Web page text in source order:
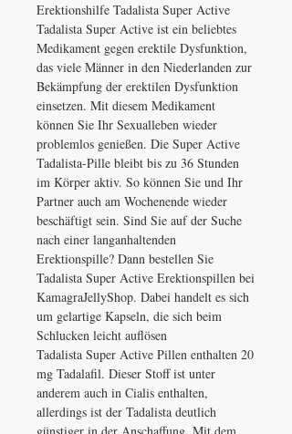
Erektionshilfe Tadalista Super Active
Tadalista Super Active ist ein beliebtes
Medikament gegen erektile Dysfunktion,
das viele Männer in den Niederlanden zur
Bekämpfung der erektilen Dysfunktion
einsetzen. Mit diesem Medikament
können Sie Ihr Sexualleben wieder
problemlos genießen. Die Super Active
Tadalista-Pille bleibt bis zu 36 Stunden
im Körper aktiv. So können Sie und Ihr
Partner auch am Wochenende wieder
beschäftigt sein. Sind Sie auf der Suche
nach einer langanhaltenden
Erektionspille? Dann bestellen Sie
Tadalista Super Active Erektionspillen bei
KamagraJellyShop. Dabei handelt es sich
um gelartige Kapseln, die sich beim
Schlucken leicht auflösen
Tadalista Super Active Pillen enthalten 20
mg Tadalafil. Dieser Stoff ist unter
anderem auch in Cialis enthalten,
allerdings ist der Tadalista deutlich